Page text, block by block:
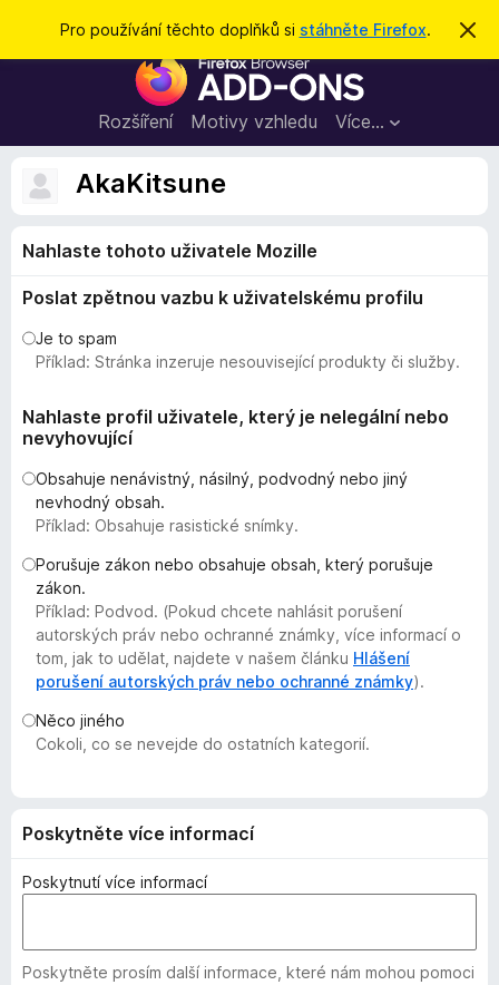
Pro používání těchto doplňků si stáhněte Firefox.
S
r
D
o
p
l
d
p
o
l
e
č
F
r
e
f
x
Rozšíření Motivy vzhledu Více…
Přihlásit se
AkaKitsune
Nahlaste tohoto uživatele Mozille
Poslat zpětnou vazbu k uživatelskému profilu
Je to spam
Příklad: Stránka inzeruje nesouvisející produkty či služby.
Nahlaste profil uživatele, který je nelegální nebo
nevyhovující
Obsahuje nenávistný, násilný, podvodný nebo jiný
nevhodný obsah.
Příklad: Obsahuje rasistické snímky.
Porušuje zákon nebo obsahuje obsah, který porušuje
zákon.
Příklad: Podvod. (Pokud chcete nahlásit porušení
autorských práv nebo ochranné známky, více informací o
tom, jak to udělat, najdete v našem článku Hlášení
porušení autorských práv nebo ochranné známky).
Něco jiného
Cokoli, co se nevejde do ostatních kategorií.
Poskytněte více informací
Poskytnutí více informací
Poskytněte prosím další informace, které nám mohou pomoci